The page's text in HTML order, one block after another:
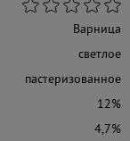
Варница
светлое
пастеризованное
12%
4,7%